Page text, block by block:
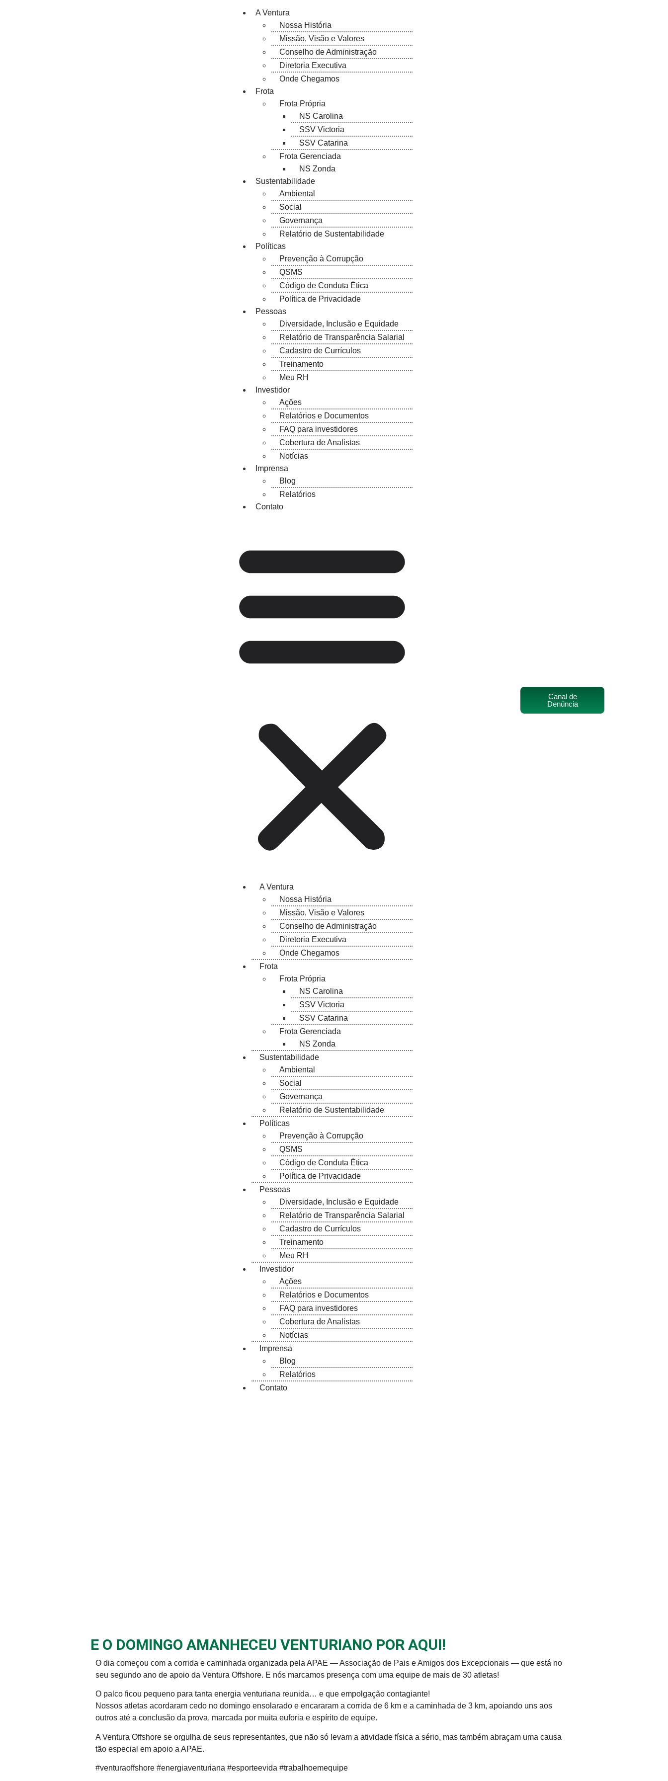
A Ventura
Nossa História
Missão, Visão e Valores
Conselho de Administração
Diretoria Executiva
Onde Chegamos
Frota
Frota Própria
NS Carolina
SSV Victoria
SSV Catarina
Frota Gerenciada
NS Zonda
Sustentabilidade
Ambiental
Social
Governança
Relatório de Sustentabilidade
Políticas
Prevenção à Corrupção
QSMS
Código de Conduta Ética
Política de Privacidade
Pessoas
Diversidade, Inclusão e Equidade
Relatório de Transparência Salarial
Cadastro de Currículos
Treinamento
Meu RH
Investidor
Ações
Relatórios e Documentos
FAQ para investidores
Cobertura de Analistas
Notícias
Imprensa
Blog
Relatórios
Contato
A Ventura
Nossa História
Missão, Visão e Valores
Conselho de Administração
Diretoria Executiva
Onde Chegamos
Frota
Frota Própria
NS Carolina
SSV Victoria
SSV Catarina
Frota Gerenciada
NS Zonda
Sustentabilidade
Ambiental
Social
Governança
Relatório de Sustentabilidade
Políticas
Prevenção à Corrupção
QSMS
Código de Conduta Ética
Política de Privacidade
Pessoas
Diversidade, Inclusão e Equidade
Relatório de Transparência Salarial
Cadastro de Currículos
Treinamento
Meu RH
Investidor
Ações
Relatórios e Documentos
FAQ para investidores
Cobertura de Analistas
Notícias
Imprensa
Blog
Relatórios
Contato
Canal de
Denúncia
E O DOMINGO AMANHECEU VENTURIANO POR AQUI!
O dia começou com a corrida e caminhada organizada pela APAE — Associação de Pais e Amigos dos Excepcionais — que está no
seu segundo ano de apoio da Ventura Offshore. E nós marcamos presença com uma equipe de mais de 30 atletas!
O palco ficou pequeno para tanta energia venturiana reunida… e que empolgação contagiante!
Nossos atletas acordaram cedo no domingo ensolarado e encararam a corrida de 6 km e a caminhada de 3 km, apoiando uns aos
outros até a conclusão da prova, marcada por muita euforia e espírito de equipe.
A Ventura Offshore se orgulha de seus representantes, que não só levam a atividade física a sério, mas também abraçam uma causa
tão especial em apoio a APAE.
#venturaoffshore #energiaventuriana #esporteevida #trabalhoemequipe